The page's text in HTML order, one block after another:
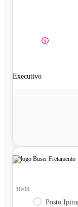
Executivo
10/08
Posto